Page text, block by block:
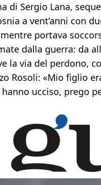
di Sergio Lana,
a vent’anni con
portava
dalla guerra: da
la via del perdono,
Rosoli: «Mio figlio
ucciso, prego